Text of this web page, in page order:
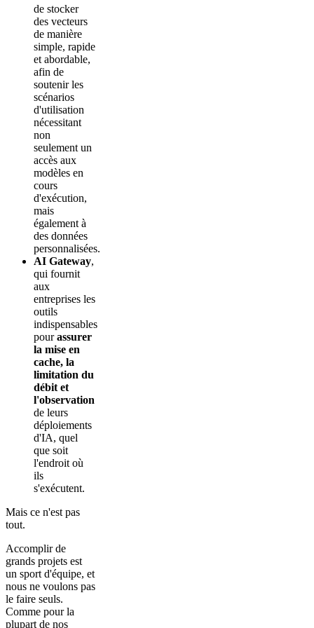
de stocker
des vecteurs
de manière
simple, rapide
et abordable,
afin de
soutenir les
scénarios
d'utilisation
nécessitant
non
seulement un
accès aux
modèles en
cours
d'exécution,
mais
également à
des données
personnalisées.
AI Gateway,
qui fournit
aux
entreprises les
outils
indispensables
pourassurer
la mise en
cache, la
limitation du
débit et
l'observation
de leurs
déploiements
d'IA, quel
que soit
l'endroit où
ils
s'exécutent.
Mais ce n'est pas
tout.
Accomplir de
grands projets est
un sport d'équipe, et
nous ne voulons pas
le faire seuls.
Comme pour la
plupart de nos